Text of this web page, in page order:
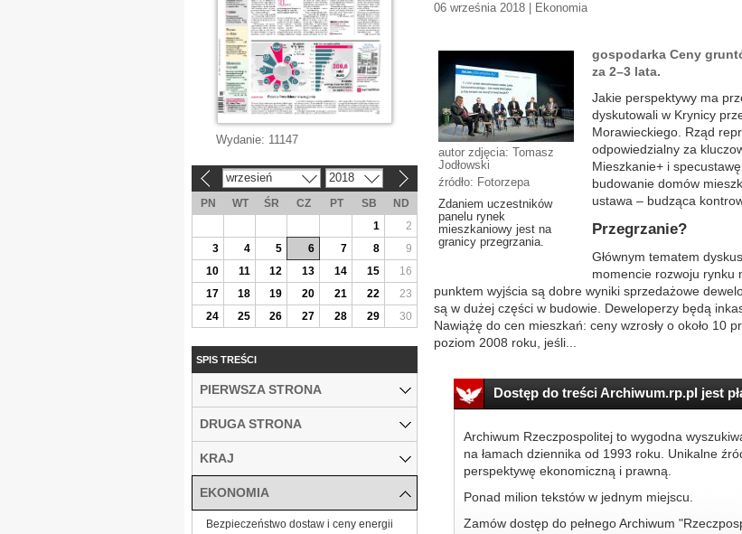
06 września 2018 | Ekonomia
autor zdjęcia: Tomasz
Jodłowski
źródło: Fotorzepa
Zdaniem uczestników
panelu rynek
mieszkaniowy jest na
granicy przegrzania.
gospodarka Ceny
za 2–3 lata.
Jakie perspektywy ma
dyskutowali w Krynicy
Morawieckiego. Rząd
odpowiedzialny za
Mieszkanie+ i
budowanie domów
ustawa – budząca
Przegrzanie?
Głównym tematem
momencie rozwoju rynku
punktem wyjścia są dobre wyniki sprzedażowe
są w dużej części w budowie. Deweloperzy będą
Nawiążę do cen mieszkań: ceny wzrosły o około 10
poziom 2008 roku, jeśli...
Dostęp do treści Archiwum.rp.pl jest
Archiwum Rzeczpospolitej to wygodna
na łamach dziennika od 1993 roku. Unikalne
perspektywę ekonomiczną i prawną.
Ponad milion tekstów w jednym miejscu.
Zamów dostęp do pełnego Archiwum
Wydanie: 11147
wrzesień 2018
PN WT ŚR CZ PT SB
ND
1
2
3
4 5 6 7 8
9
10
11 12 13 14 15
16
17
18 19 20 21 22
23
24
25 26 27 28 29 30
SPIS TREŚCI
PIERWSZA STRONA
DRUGA STRONA
KRAJ
EKONOMIA
Bezpieczeństwo dostaw i ceny energii